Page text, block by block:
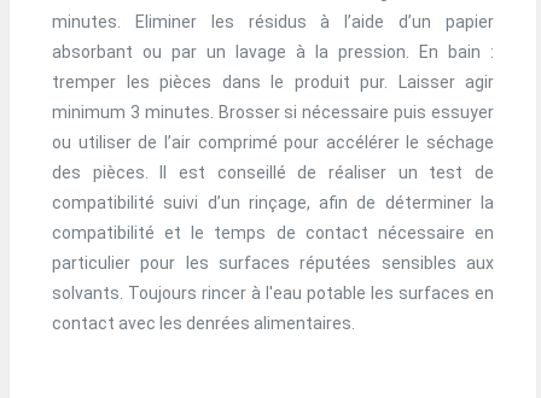
minutes. Eliminer les résidus à l’aide d’un papier
absorbant ou par un lavage à la pression. En bain :
tremper les pièces dans le produit pur. Laisser agir
minimum 3 minutes. Brosser si nécessaire puis essuyer
ou utiliser de l’air comprimé pour accélérer le séchage
des pièces. Il est conseillé de réaliser un test de
compatibilité suivi d’un rinçage, afin de déterminer la
compatibilité et le temps de contact nécessaire en
particulier pour les surfaces réputées sensibles aux
solvants. Toujours rincer à l'eau potable les surfaces en
contact avec les denrées alimentaires.